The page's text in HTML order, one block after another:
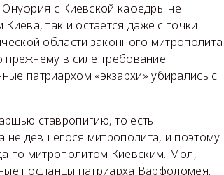
с Киевской кафедры не
так и остается даже с точки
области законного митрополита
прежнему в силе требование
патриархом «экзархи» убирались с
ставропигию, то есть
не девшегося митрополита, и поэтому
то митрополитом Киевским. Мол,
посланцы патриарха Варфоломея.